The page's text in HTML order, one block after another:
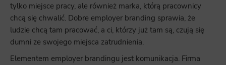
tylko miejsce pracy, ale również marka, którą pracownicy
chcą się chwalić. Dobre employer branding sprawia, że
ludzie chcą tam pracować, a ci, którzy już tam są, czują się
dumni ze swojego miejsca zatrudnienia.
Elementem employer brandingu jest komunikacja. Firma